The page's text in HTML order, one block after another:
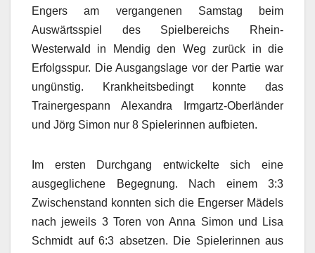
Engers am vergangenen Samstag beim
Auswärtsspiel des Spielbereichs Rhein-
Westerwald in Mendig den Weg zurück in die
Erfolgsspur. Die Ausgangslage vor der Partie war
ungünstig. Krankheitsbedingt konnte das
Trainergespann Alexandra Irmgartz-Oberländer
und Jörg Simon nur 8 Spielerinnen aufbieten.
Im ersten Durchgang entwickelte sich eine
ausgeglichene Begegnung. Nach einem 3:3
Zwischenstand konnten sich die Engerser Mädels
nach jeweils 3 Toren von Anna Simon und Lisa
Schmidt auf 6:3 absetzen. Die Spielerinnen aus